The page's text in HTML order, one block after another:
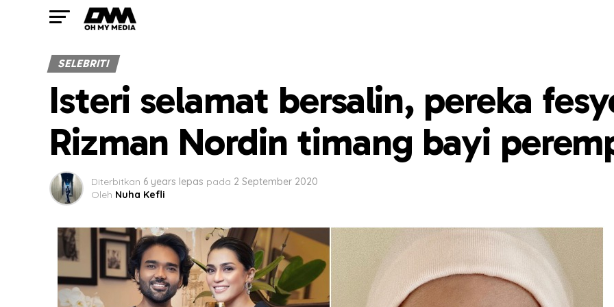
SELEBRITI
Isteri selamat bersalin, pereka
Rizman Nordin timang bayi
Diterbitkan 6 years lepas pada 2 September 2020
Oleh Nuha Kefli